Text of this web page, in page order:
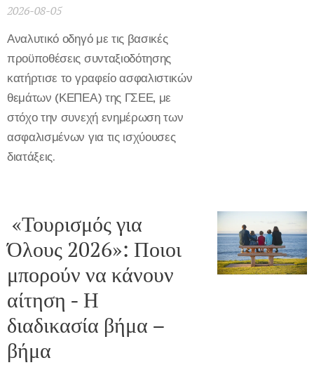
2026-08-05
Αναλυτικό οδηγό με τις βασικές
προϋποθέσεις συνταξιοδότησης
κατήρτισε το γραφείο ασφαλιστικών
θεμάτων (ΚΕΠΕΑ) της ΓΣΕΕ, με
στόχο την συνεχή ενημέρωση των
ασφαλισμένων για τις ισχύουσες
διατάξεις.
«Τουρισμός για
Όλους 2026»: Ποιοι
μπορούν να κάνουν
αίτηση - Η
διαδικασία βήμα –
βήμα